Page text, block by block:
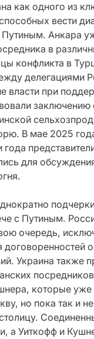
как одного из
вести
Анкара
в
конфликта в
делегациями
власти при
заключению
В мае 2025
года
для
с Путиным.
очередь,
договоренностей
Украина также
которые уже
но пока так и
а Уиткофф и